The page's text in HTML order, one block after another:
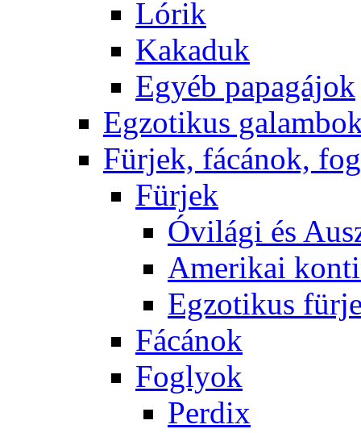
Lórik
Kakaduk
Egyéb papagájok
Egzotikus
Fürjek, fácánok,
Fürjek
Óvilági és
Amerikai
Egzotikus
Fácánok
Foglyok
Perdix